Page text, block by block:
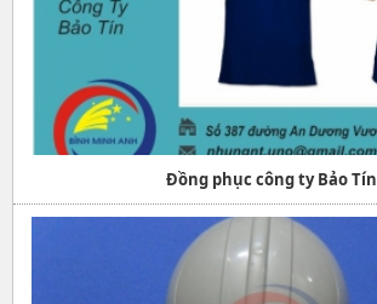
Đồng phục công ty Bảo Tín